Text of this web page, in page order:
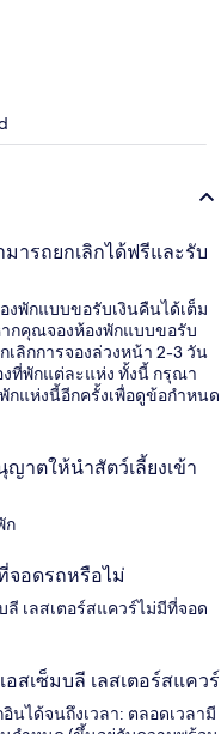
ารถยกเลิกได้ฟรีและรับ
งพักแบบขอรับเงินคืนได้เต็ม
กคุณจองห้องพักแบบขอรับ
ลิกการจองล่วงหน้า 2-3 วัน
ที่พักแต่ละแห่ง ทั้งนี้ กรุณา
กแห่งนี้อีกครั้งเพื่อดูข้อกำหนด
ญาตให้นำสัตว์เลี้ยงเข้า
ก
จอดรถหรือไม่
เลสเตอร์สแควร์ไม่มีที่จอด
สเซ็มบลี เลสเตอร์สแควร์
นได้จนถึงเวลา: ตลอดเวลามี